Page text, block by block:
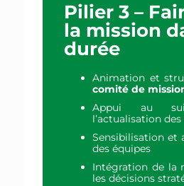
Pilier 3 –
la mission
durée
Animation et
comité de
Appui au
l’actualisation
Sensibilisation et
des équipes
Intégration de la
les décisions